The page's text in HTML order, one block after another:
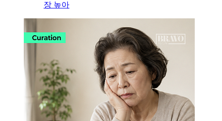
장 높아